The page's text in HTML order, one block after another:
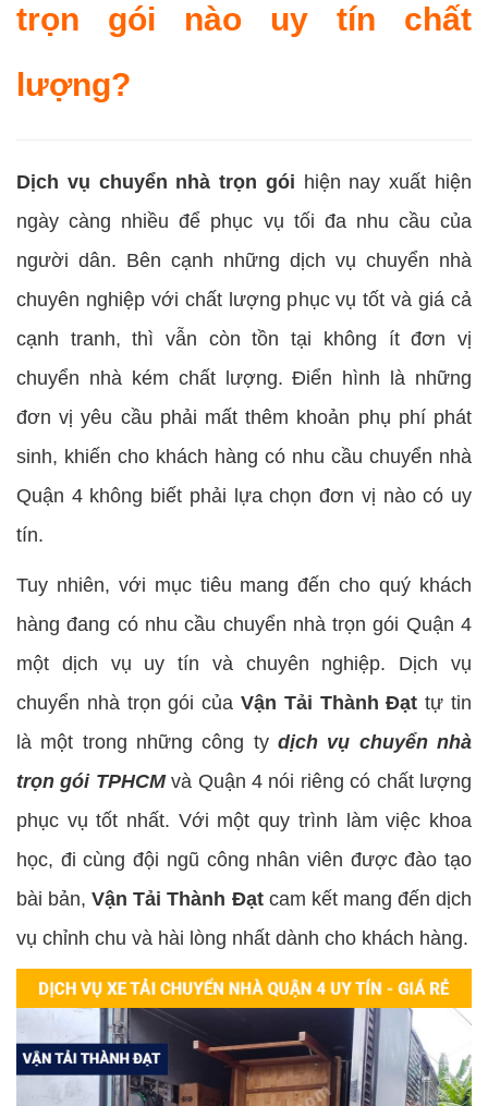
trọn gói nào uy tín chất
lượng?
Dịch vụ chuyển nhà trọn gói hiện nay xuất hiện
ngày càng nhiều để phục vụ tối đa nhu cầu của
người dân. Bên cạnh những dịch vụ chuyển nhà
chuyên nghiệp với chất lượng phục vụ tốt và giá cả
cạnh tranh, thì vẫn còn tồn tại không ít đơn vị
chuyển nhà kém chất lượng. Điển hình là những
đơn vị yêu cầu phải mất thêm khoản phụ phí phát
sinh, khiến cho khách hàng có nhu cầu chuyển nhà
Quận 4 không biết phải lựa chọn đơn vị nào có uy
tín.
Tuy nhiên, với mục tiêu mang đến cho quý khách
hàng đang có nhu cầu chuyển nhà trọn gói Quận 4
một dịch vụ uy tín và chuyên nghiệp. Dịch vụ
chuyển nhà trọn gói của Vận Tải Thành Đạt tự tin
là một trong những công ty dịch vụ chuyển nhà
trọn gói TPHCMvà Quận 4 nói riêng có chất lượng
phục vụ tốt nhất. Với một quy trình làm việc khoa
học, đi cùng đội ngũ công nhân viên được đào tạo
bài bản,Vận Tải Thành Đạtcam kết mang đến dịch
vụ chỉnh chu và hài lòng nhất dành cho khách hàng.